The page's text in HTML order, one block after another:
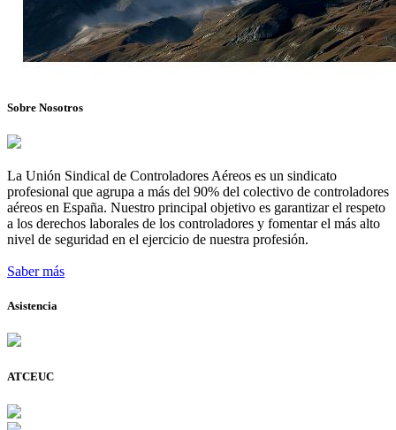
Sobre Nosotros
La Unión Sindical de Controladores Aéreos es un sindicato
profesional que agrupa a más del 90% del colectivo de controladores
aéreos en España. Nuestro principal objetivo es garantizar el respeto
a los derechos laborales de los controladores y fomentar el más alto
nivel de seguridad en el ejercicio de nuestra profesión.
Saber más
Asistencia
ATCEUC